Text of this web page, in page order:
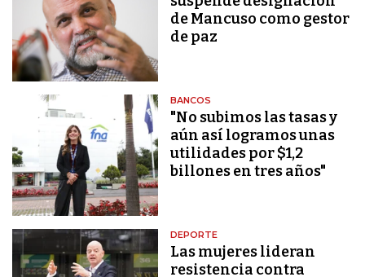
de Mancuso como gestor
de paz
BANCOS
"No subimos las tasas y
aún así logramos unas
utilidades por $1,2
billones en tres años"
DEPORTE
Las mujeres lideran
resistencia contra